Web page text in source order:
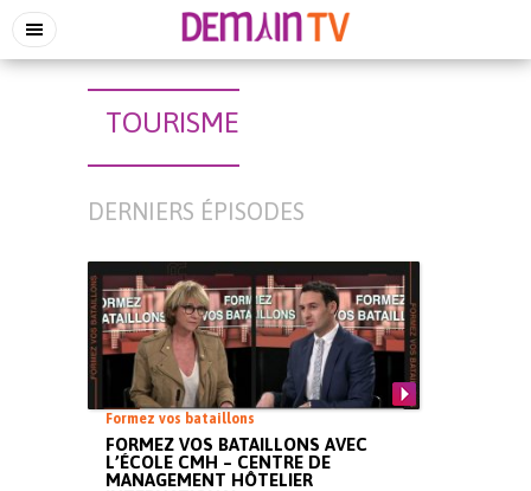
TOURISME
DERNIERS ÉPISODES
Formez vos bataillons
FORMEZ VOS BATAILLONS AVEC
L’ÉCOLE CMH – CENTRE DE
MANAGEMENT HÔTELIER